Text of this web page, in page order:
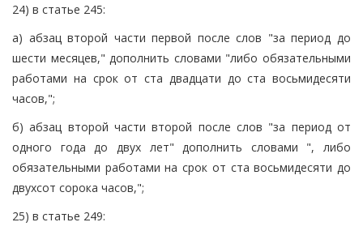
24) в статье 245:
а) абзац второй части первой после слов "за период до
шести месяцев," дополнить словами "либо обязательными
работами на срок от ста двадцати до ста восьмидесяти
часов,";
б) абзац второй части второй после слов "за период от
одного года до двух лет" дополнить словами ", либо
обязательными работами на срок от ста восьмидесяти до
двухсот сорока часов,";
25) в статье 249: